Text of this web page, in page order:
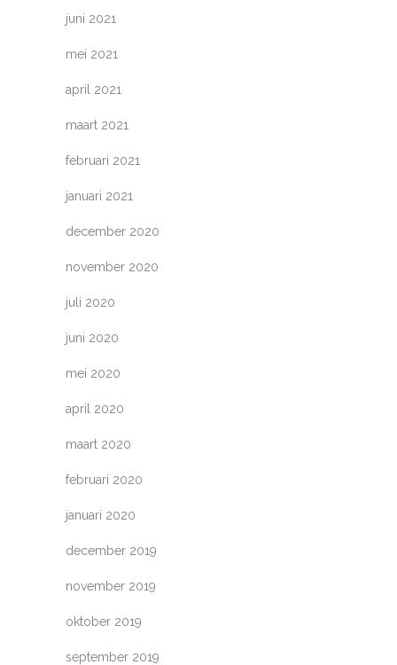
juni 2021
mei 2021
april 2021
maart 2021
februari 2021
januari 2021
december 2020
november 2020
juli 2020
juni 2020
mei 2020
april 2020
maart 2020
februari 2020
januari 2020
december 2019
november 2019
oktober 2019
september 2019